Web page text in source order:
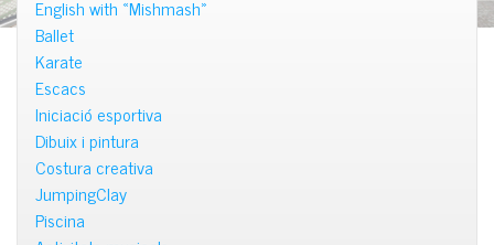
English with «Mishmash»
Ballet
Karate
Escacs
Iniciació esportiva
Dibuix i pintura
Costura creativa
JumpingClay
Piscina